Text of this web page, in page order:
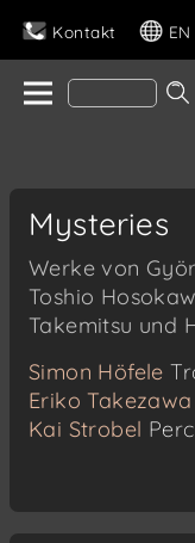
Kontakt EN
Mysteries
Werke von
Toshio
Takemitsu und
Simon Höfele
Eriko Takezawa
Kai Strobel